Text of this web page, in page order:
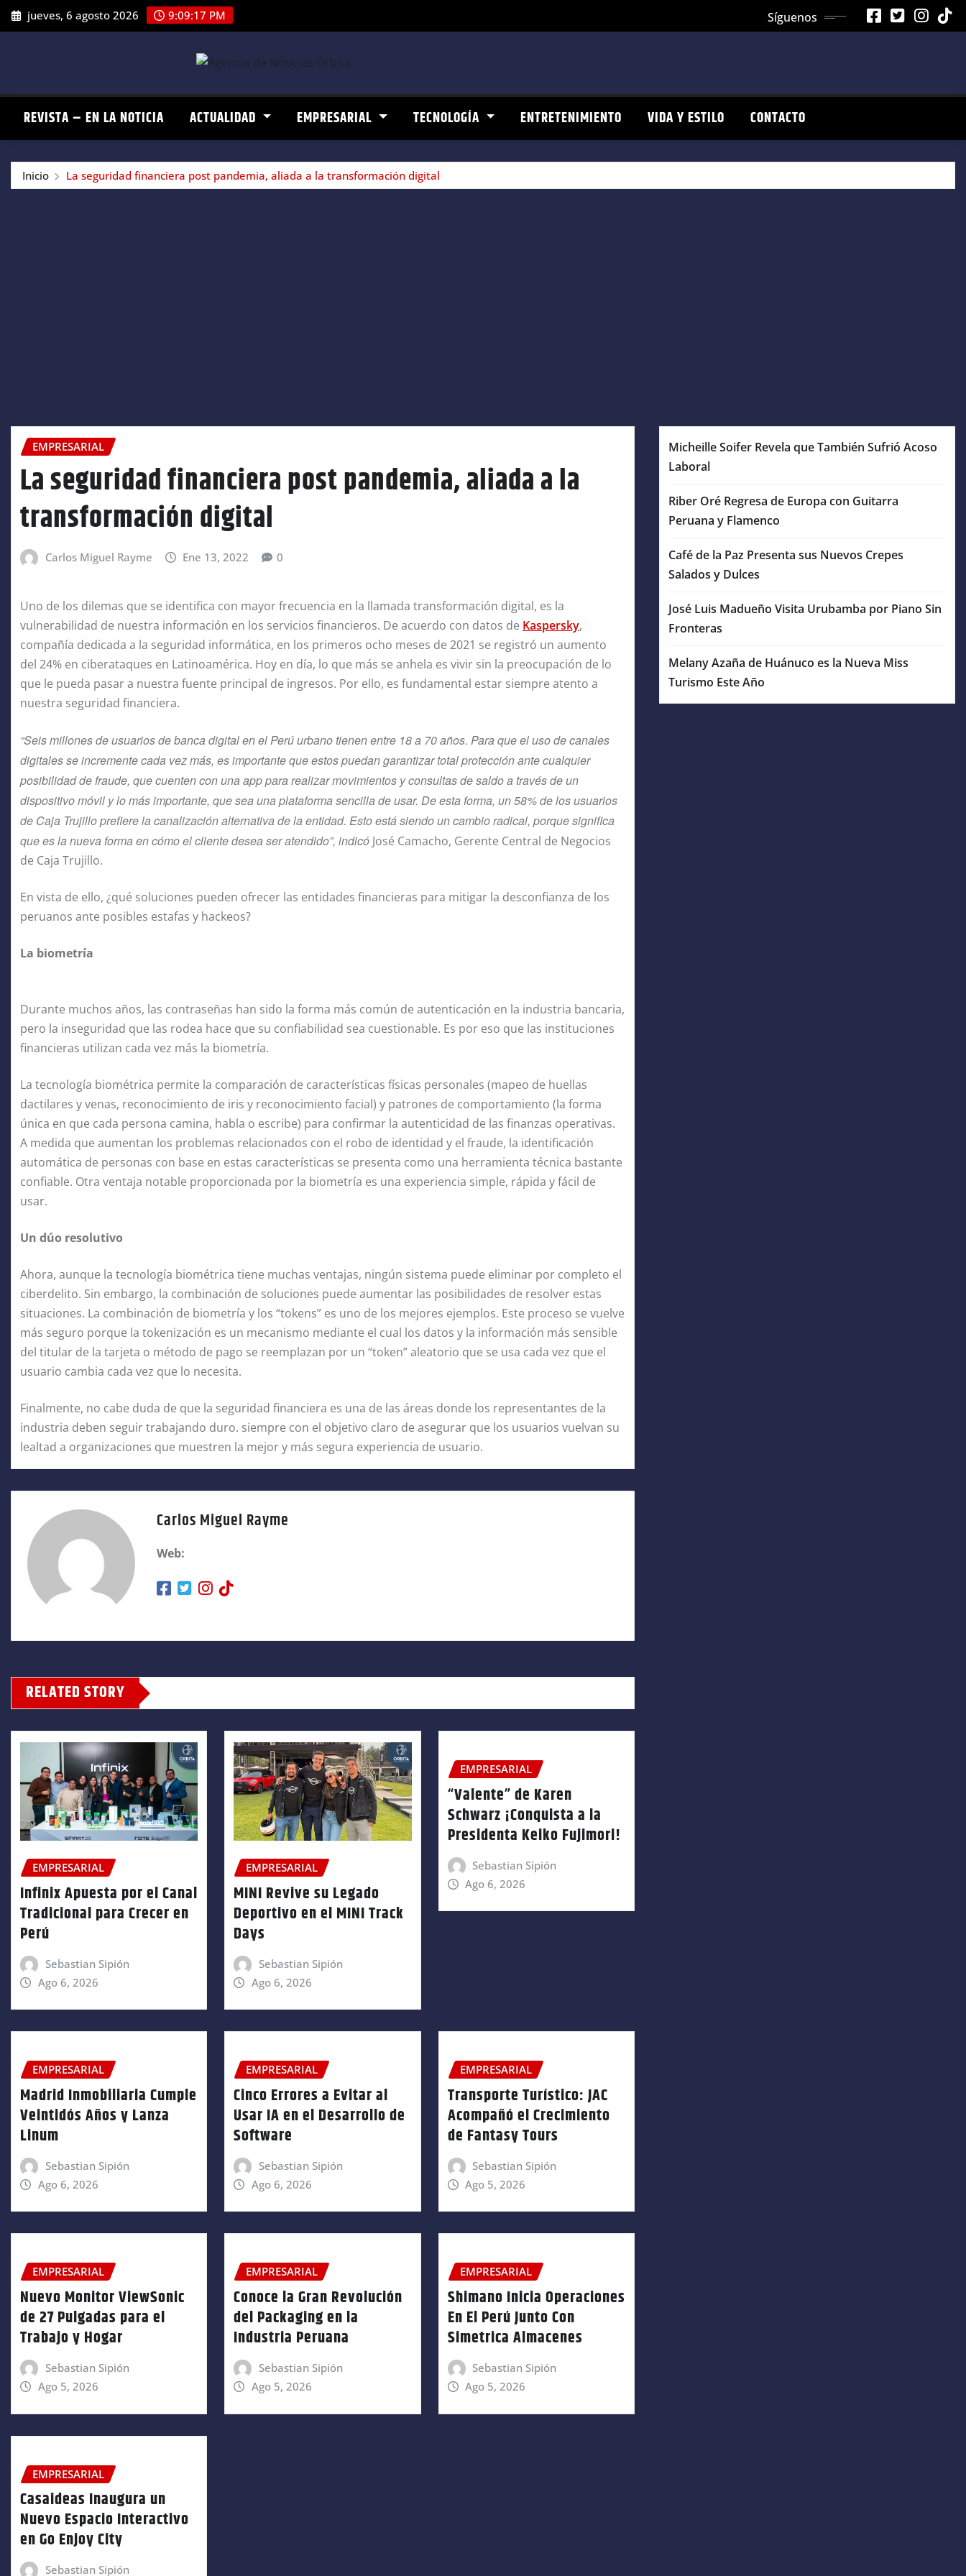
Saltar
al
jueves, 6 agosto 2026 9:09:18 PM Síguenos
REVISTA – EN LA NOTICIA ACTUALIDAD EMPRESARIAL TECNOLOGÍA ENTRETENIMIENTO VIDA Y ESTILO CONTACTO
Inicio La seguridad financiera post pandemia, aliada a la transformación digital
EMPRESARIAL
La seguridad financiera post pandemia, aliada a la
transformación digital
Carlos Miguel Rayme Ene 13, 2022 0
Uno de los dilemas que se identifica con mayor frecuencia en la llamada transformación digital, es la
vulnerabilidad de nuestra información en los servicios financieros. De acuerdo con datos de Kaspersky,
compañía dedicada a la seguridad informática, en los primeros ocho meses de 2021 se registró un aumento
del 24% en ciberataques en Latinoamérica. Hoy en día, lo que más se anhela es vivir sin la preocupación de lo
que le pueda pasar a nuestra fuente principal de ingresos. Por ello, es fundamental estar siempre atento a
nuestra seguridad financiera.
“Seis millones de usuarios de banca digital en el Perú urbano tienen entre 18 a 70 años. Para que el uso de canales
digitales se incremente cada vez más, es importante que estos puedan garantizar total protección ante cualquier
posibilidad de fraude, que cuenten con una app para realizar movimientos y consultas de saldo a través de un
dispositivo móvil y lo más importante, que sea una plataforma sencilla de usar. De esta forma, un 58% de los usuarios
de Caja Trujillo prefiere la canalización alternativa de la entidad. Esto está siendo un cambio radical, porque significa
que es la nueva forma en cómo el cliente desea ser atendido”, indicó José Camacho, Gerente Central de Negocios
de Caja Trujillo.
En vista de ello, ¿qué soluciones pueden ofrecer las entidades financieras para mitigar la desconfianza de los
peruanos ante posibles estafas y hackeos?
La biometría
Durante muchos años, las contraseñas han sido la forma más común de autenticación en la industria bancaria,
pero la inseguridad que las rodea hace que su confiabilidad sea cuestionable. Es por eso que las instituciones
financieras utilizan cada vez más la biometría.
La tecnología biométrica permite la comparación de características físicas personales (mapeo de huellas
dactilares y venas, reconocimiento de iris y reconocimiento facial) y patrones de comportamiento (la forma
única en que cada persona camina, habla o escribe) para confirmar la autenticidad de las finanzas operativas.
A medida que aumentan los problemas relacionados con el robo de identidad y el fraude, la identificación
automática de personas con base en estas características se presenta como una herramienta técnica bastante
confiable. Otra ventaja notable proporcionada por la biometría es una experiencia simple, rápida y fácil de
usar.
Un dúo resolutivo
Ahora, aunque la tecnología biométrica tiene muchas ventajas, ningún sistema puede eliminar por completo el
ciberdelito. Sin embargo, la combinación de soluciones puede aumentar las posibilidades de resolver estas
situaciones. La combinación de biometría y los “tokens” es uno de los mejores ejemplos. Este proceso se vuelve
más seguro porque la tokenización es un mecanismo mediante el cual los datos y la información más sensible
del titular de la tarjeta o método de pago se reemplazan por un “token” aleatorio que se usa cada vez que el
usuario cambia cada vez que lo necesita.
Finalmente, no cabe duda de que la seguridad financiera es una de las áreas donde los representantes de la
industria deben seguir trabajando duro. siempre con el objetivo claro de asegurar que los usuarios vuelvan su
lealtad a organizaciones que muestren la mejor y más segura experiencia de usuario.
Carlos Miguel Rayme
Web:
RELATED STORY
EMPRESARIAL
Infinix Apuesta por el Canal
Tradicional para Crecer en
Perú
Sebastian Sipión
Ago 6, 2026
EMPRESARIAL
MINI Revive su Legado
Deportivo en el MINI Track
Days
Sebastian Sipión
Ago 6, 2026
EMPRESARIAL
“Valente” de Karen
Schwarz ¡Conquista a la
Presidenta Keiko Fujimori!
Sebastian Sipión
Ago 6, 2026
EMPRESARIAL
Madrid Inmobiliaria Cumple
Veintidós Años y Lanza
Linum
Sebastian Sipión
Ago 6, 2026
EMPRESARIAL
Cinco Errores a Evitar al
Usar IA en el Desarrollo de
Software
Sebastian Sipión
Ago 6, 2026
EMPRESARIAL
Transporte Turístico: JAC
Acompañó el Crecimiento
de Fantasy Tours
Sebastian Sipión
Ago 5, 2026
EMPRESARIAL
Nuevo Monitor ViewSonic
de 27 Pulgadas para el
Trabajo y Hogar
Sebastian Sipión
Ago 5, 2026
EMPRESARIAL
Conoce la Gran Revolución
del Packaging en la
Industria Peruana
Sebastian Sipión
Ago 5, 2026
EMPRESARIAL
Shimano Inicia Operaciones
En El Perú Junto Con
Simetrica Almacenes
Sebastian Sipión
Ago 5, 2026
EMPRESARIAL
Casaideas Inaugura un
Nuevo Espacio Interactivo
en Go Enjoy City
Sebastian Sipión
Micheille Soifer Revela que También Sufrió Acoso
Laboral
Riber Oré Regresa de Europa con Guitarra
Peruana y Flamenco
Café de la Paz Presenta sus Nuevos Crepes
Salados y Dulces
José Luis Madueño Visita Urubamba por Piano Sin
Fronteras
Melany Azaña de Huánuco es la Nueva Miss
Turismo Este Año